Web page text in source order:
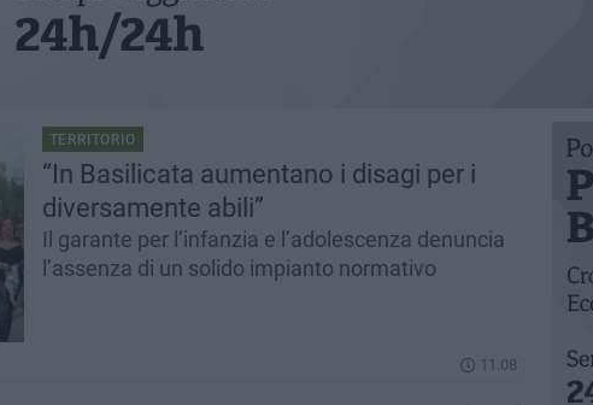
TERRITORIO
“In Basilicata aumentano i disagi per i
diversamente abili”
Il garante per l’infanzia e l’adolescenza denuncia
l’assenza di un solido impianto normativo
11.08